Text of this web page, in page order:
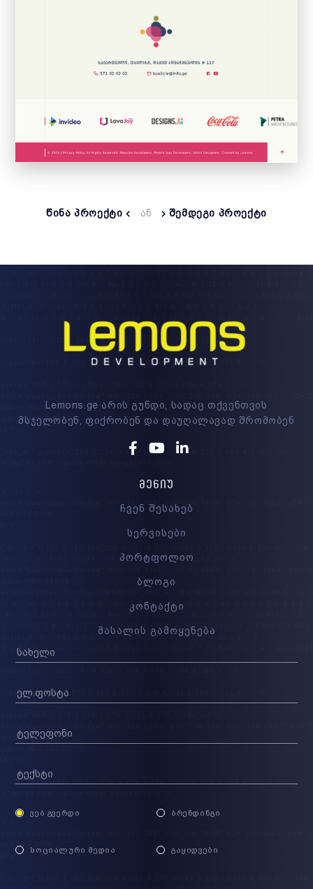
ᲬᲘᲜᲐ ᲞᲠᲝᲔᲥᲢᲘ ᲐᲜ ᲨᲔᲛᲓᲔᲒᲘ ᲞᲠᲝᲔᲥᲢᲘ
Lemons.ge არის გუნდი, სადაც თქვენთვის
მსჯელობენ, ფიქრობენ და დაუღალავად შრომობენ
ᲛᲔᲜᲘᲣ
ჩვენ შესახებ
სერვისები
პორტფოლიო
ბლოგი
კონტაქტი
მასალის გამოყენება
ᲕᲔᲑ ᲒᲕᲔᲠᲓᲘ ᲑᲠᲔᲜᲓᲘᲜᲒᲘ
ᲡᲝᲪᲘᲐᲚᲣᲠᲘ ᲛᲔᲓᲘᲐ ᲒᲐᲧᲘᲓᲕᲔᲑᲘ